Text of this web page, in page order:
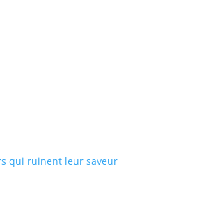
qui ruinent leur saveur